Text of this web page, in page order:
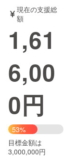
音楽
ゲーム・サ
Creation
コミュニティ
現在の支援総
額
1,61
6,00
0円
53%
目標金額は
3,000,000円